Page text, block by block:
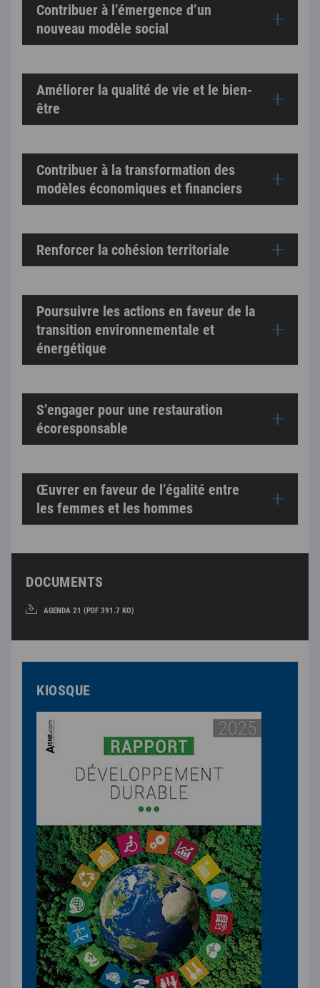
Contribuer à l’émergence d’un
nouveau modèle social
Améliorer la qualité de vie et le bien-
être
Contribuer à la transformation des
modèles économiques et financiers
Renforcer la cohésion territoriale
Poursuivre les actions en faveur de la
transition environnementale et
énergétique
S’engager pour une restauration
écoresponsable
Œuvrer en faveur de l’égalité entre
les femmes et les hommes
DOCUMENTS
AGENDA 21 (PDF 391.7 KO)
KIOSQUE